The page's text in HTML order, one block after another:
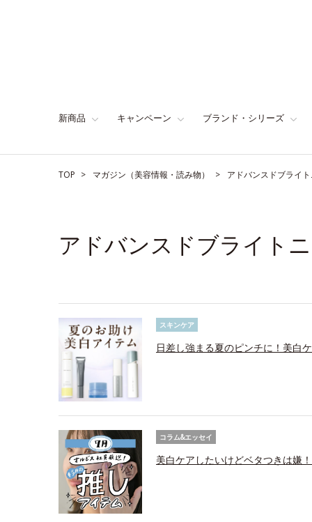
新商品 キャンペーン ブランド・シリーズ
TOP マガジン（美容情報・読み物） アドバンスドブライ
アドバンスドブライト
スキンケア
日差し強まる夏のピンチに！美白
コラム&エッセイ
美白ケアしたいけどベタつきは嫌